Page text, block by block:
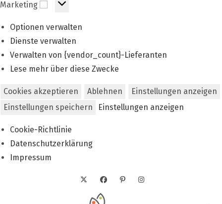
Marketing Marketing
Optionen verwalten
Dienste verwalten
Verwalten von {vendor_count}-Lieferanten
Lese mehr über diese Zwecke
Cookies akzeptieren Ablehnen
Einstellungen anzeigen
Einstellungen speichern
Einstellungen anzeigen
Cookie-Richtlinie
Datenschutzerklärung
Impressum